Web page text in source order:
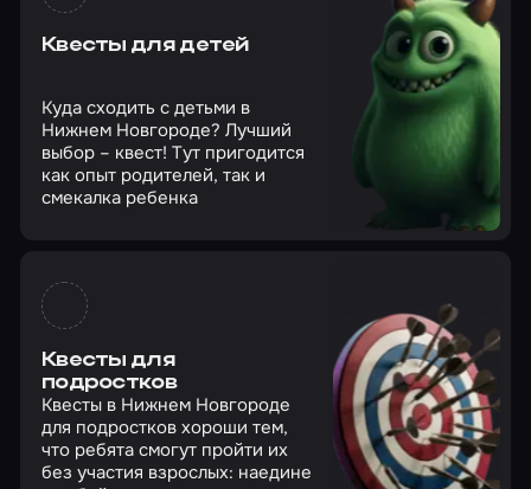
Квесты для детей
Куда сходить с детьми в
Нижнем Новгороде? Лучший
выбор – квест! Тут пригодится
как опыт родителей, так и
смекалка ребенка
Квесты для
подростков
Квесты в Нижнем Новгороде
для подростков хороши тем,
что ребята смогут пройти их
без участия взрослых: наедине